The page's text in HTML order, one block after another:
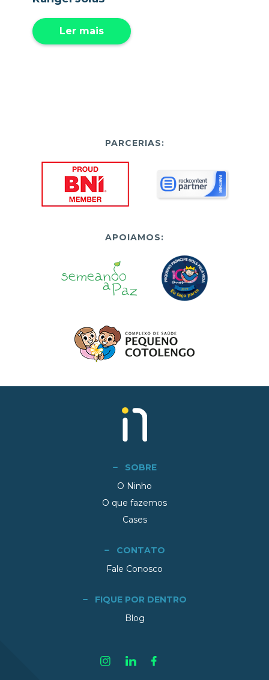
Ler mais
PARCERIAS:
APOIAMOS:
SOBRE
O Ninho
O que fazemos
Cases
CONTATO
Fale Conosco
FIQUE POR DENTRO
Blog